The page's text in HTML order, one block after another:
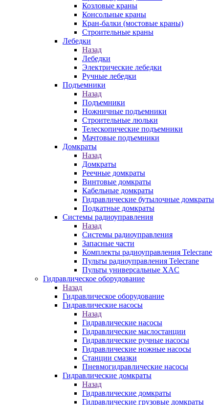
Козловые краны
Консольные краны
Кран-балки (мостовые краны)
Строительные краны
Лебедки
Назад
Лебедки
Электрические лебедки
Ручные лебедки
Подъемники
Назад
Подъемники
Ножничные подъемники
Строительные люльки
Телескопические подъемники
Мачтовые подъемники
Домкраты
Назад
Домкраты
Реечные домкраты
Винтовые домкраты
Кабельные домкраты
Гидравлические бутылочные домкраты
Подкатные домкраты
Системы радиоуправления
Назад
Системы радиоуправления
Запасные части
Комплекты радиоуправления Telecrane
Пульты радиоуправления Telecrane
Пульты универсальные XAC
Гидравлическое оборудование
Назад
Гидравлическое оборудование
Гидравлические насосы
Назад
Гидравлические насосы
Гидравлические маслостанции
Гидравлические ручные насосы
Гидравлические ножные насосы
Станции смазки
Пневмогидравлические насосы
Гидравлические домкраты
Назад
Гидравлические домкраты
Гидравлические грузовые домкраты